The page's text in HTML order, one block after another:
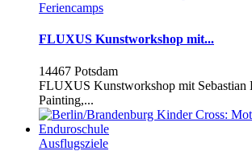
Feriencamps
FLUXUS Kunstworkshop mit...
14467 Potsdam
FLUXUS Kunstworkshop mit Sebastian
Painting,...
Ausflugsziele